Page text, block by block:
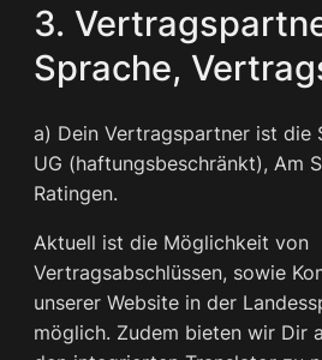
3.
Sprache,
a) Dein Vertragspartner ist die
UG (haftungsbeschränkt), Am
Ratingen.
Aktuell ist die Möglichkeit von
Vertragsabschlüssen, sowie
unserer Website in der
möglich. Zudem bieten wir Dir